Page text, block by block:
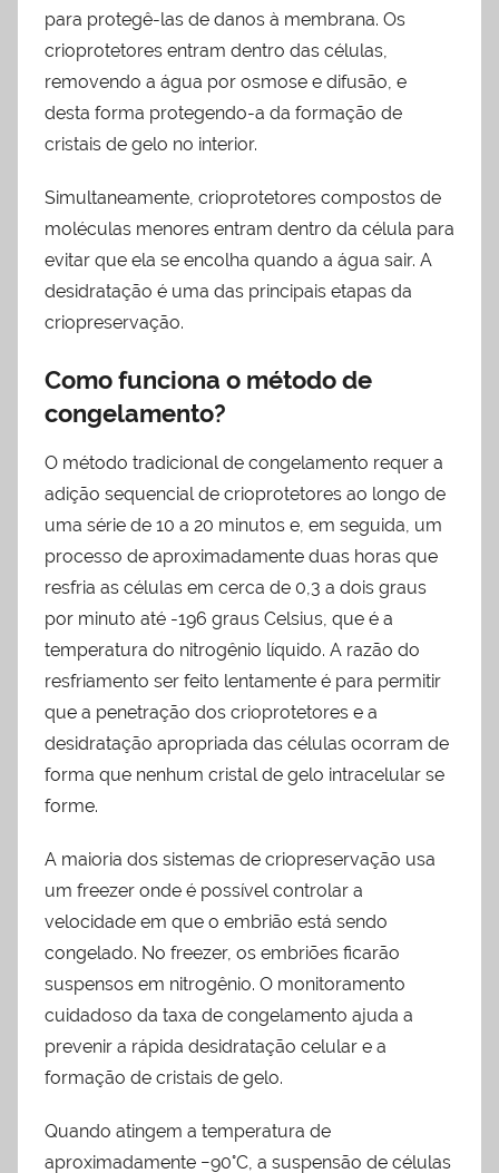
para protegê-las de danos à membrana. Os
crioprotetores entram dentro das células,
removendo a água por osmose e difusão, e
desta forma protegendo-a da formação de
cristais de gelo no interior.
Simultaneamente, crioprotetores compostos de
moléculas menores entram dentro da célula para
evitar que ela se encolha quando a água sair. A
desidratação é uma das principais etapas da
criopreservação.
Como funciona o método de
congelamento?
O método tradicional de congelamento requer a
adição sequencial de crioprotetores ao longo de
uma série de 10 a 20 minutos e, em seguida, um
processo de aproximadamente duas horas que
resfria as células em cerca de 0,3 a dois graus
por minuto até -196 graus Celsius, que é a
temperatura do nitrogênio líquido. A razão do
resfriamento ser feito lentamente é para permitir
que a penetração dos crioprotetores e a
desidratação apropriada das células ocorram de
forma que nenhum cristal de gelo intracelular se
forme.
A maioria dos sistemas de criopreservação usa
um freezer onde é possível controlar a
velocidade em que o embrião está sendo
congelado. No freezer, os embriões ficarão
suspensos em nitrogênio. O monitoramento
cuidadoso da taxa de congelamento ajuda a
prevenir a rápida desidratação celular e a
formação de cristais de gelo.
Quando atingem a temperatura de
aproximadamente −90°C, a suspensão de células